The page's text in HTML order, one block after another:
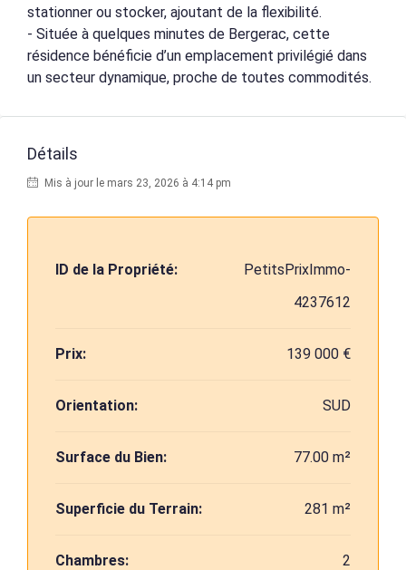
stationner ou stocker, ajoutant de la flexibilité.
- Située à quelques minutes de Bergerac, cette
résidence bénéficie d’un emplacement privilégié dans
un secteur dynamique, proche de toutes commodités.
Détails
Mis à jour le mars 23, 2026 à 4:14 pm
ID de la Propriété:
PetitsPrixImmo-
4237612
Prix: 139 000 €
Orientation: SUD
Surface du Bien: 77.00 m²
Superficie du Terrain: 281 m²
Chambres: 2